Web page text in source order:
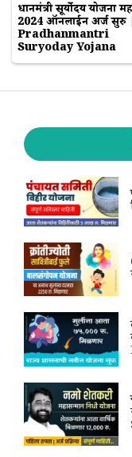
प्रधानमंत्री सूर्योदय योजना
2024 ऑनलाईन अर्ज सुरु |
Pradhanmantri
Suryoday Yojana